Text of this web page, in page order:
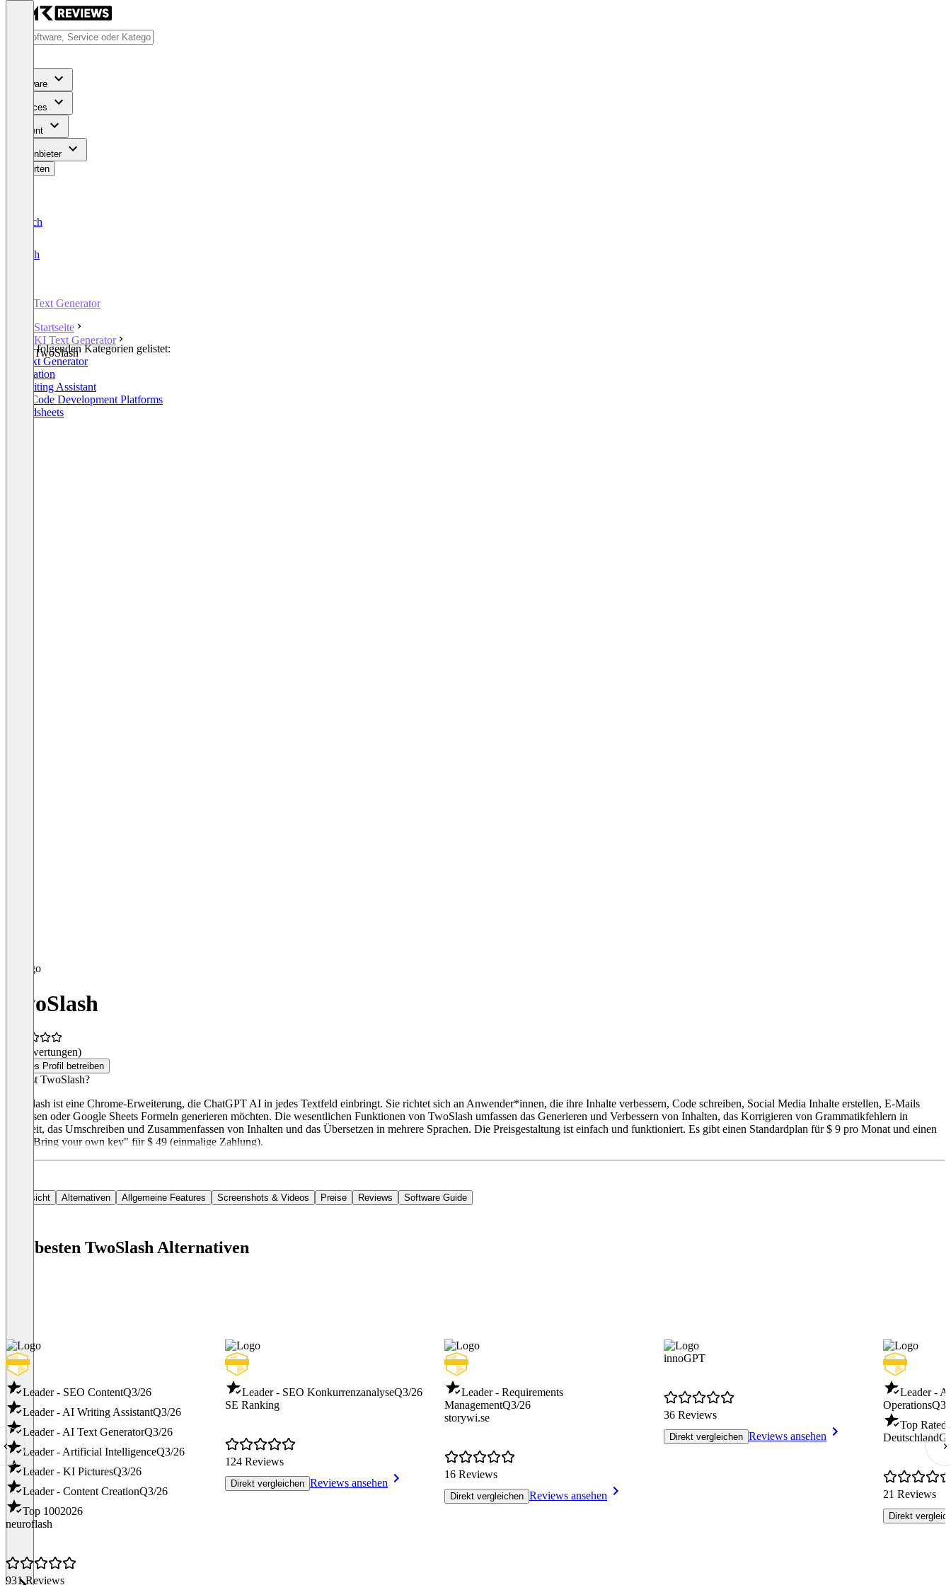
Software
Services
Content
Für Anbieter
Bewerten
Deutsch
English
KI Text Generator
Startseite
KI Text Generator
TwoSlash
In den folgenden Kategorien gelistet:
KI Text Generator
Translation
AI Writing Assistant
Low-Code Development Platforms
Spreadsheets
TwoSlash
(0 Bewertungen)
Dieses Profil betreiben
Was ist TwoSlash?
TwoSlash ist eine Chrome-Erweiterung, die ChatGPT AI in jedes Textfeld einbringt. Sie richtet sich an Anwender*innen, die ihre Inhalte verbessern, Code schreiben, Social Media Inhalte erstellen, E-Mails
verfassen oder Google Sheets Formeln generieren möchten. Die wesentlichen Funktionen von TwoSlash umfassen das Generieren und Verbessern von Inhalten, das Korrigieren von Grammatikfehlern in
Echtzeit, das Umschreiben und Zusammenfassen von Inhalten und das Übersetzen in mehrere Sprachen. Die Preisgestaltung ist einfach und funktioniert. Es gibt einen Standardplan für $ 9 pro Monat und einen
Plan "Bring your own key" für $ 49 (einmalige Zahlung).
Übersicht Alternativen Allgemeine Features Screenshots & Videos Preise Reviews Software Guide
Die besten TwoSlash Alternativen
Leader - SEO ContentQ3/26
Leader - AI Writing AssistantQ3/26
Leader - AI Text GeneratorQ3/26
Leader - Artificial IntelligenceQ3/26
Leader - KI PicturesQ3/26
Leader - Content CreationQ3/26
Top 1002026
neuroflash
931 Reviews
Leader - SEO KonkurrenzanalyseQ3/26
SE Ranking
124 Reviews
Direkt vergleichen Reviews ansehen
Leader - Requirements
ManagementQ3/26
storywi.se
16 Reviews
Direkt vergleichen Reviews ansehen
innoGPT
36 Reviews
Direkt vergleichen Reviews ansehen
Leader -
OperationsQ3/
Top Rated
21 Reviews
Direkt